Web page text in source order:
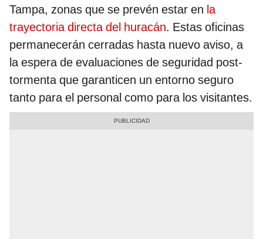
Tampa, zonas que se prevén estar en la
trayectoria directa del huracán. Estas oficinas
permanecerán cerradas hasta nuevo aviso, a
la espera de evaluaciones de seguridad post-
tormenta que garanticen un entorno seguro
tanto para el personal como para los visitantes.